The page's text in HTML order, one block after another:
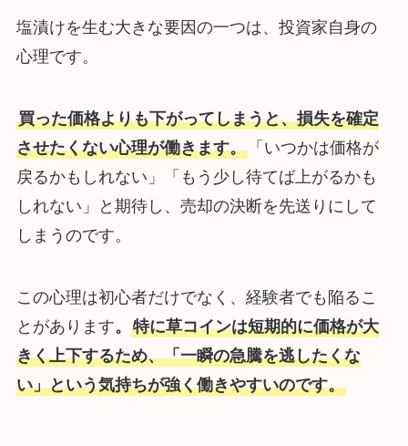
塩漬けを生む大きな要因の一つは、投資家自身の
心理です。
買った価格よりも下がってしまうと、損失を確定
させたくない心理が働きます。「いつかは価格が
戻るかもしれない」「もう少し待てば上がるかも
しれない」と期待し、売却の決断を先送りにして
しまうのです。
この心理は初心者だけでなく、経験者でも陥るこ
とがあります。 特に草コインは短期的に価格が大
きく上下するため、「一瞬の急騰を逃したくな
い」という気持ちが強く働きやすいのです。